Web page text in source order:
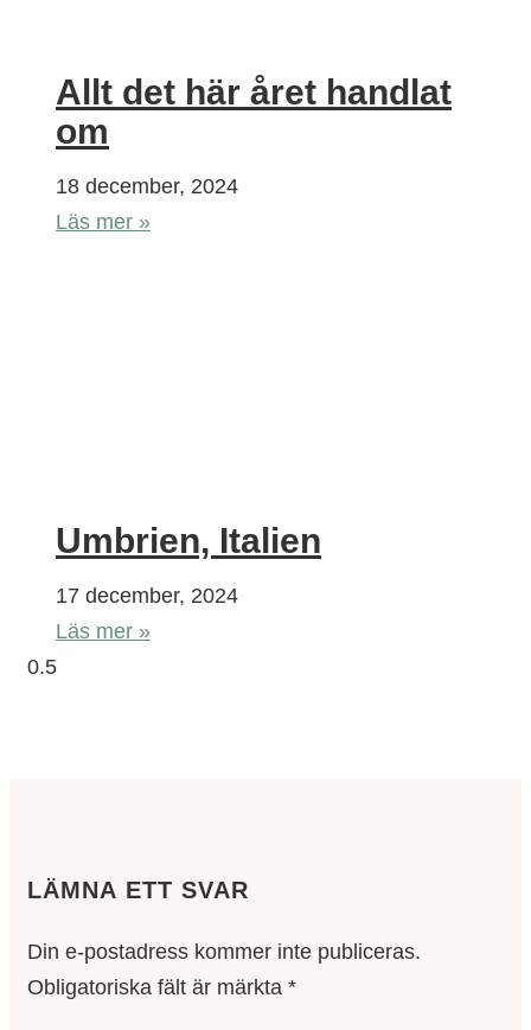
Allt det här året handlat
om
18 december, 2024
Läs mer »
Umbrien, Italien
17 december, 2024
Läs mer »
LÄMNA ETT SVAR
Din e-postadress kommer inte publiceras.
Obligatoriska fält är märkta *